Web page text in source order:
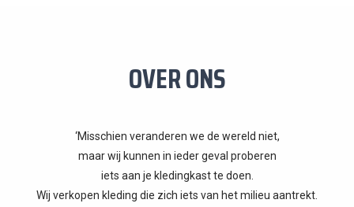
OVER ONS
‘Misschien veranderen we de wereld niet,
maar wij kunnen in ieder geval proberen
iets aan je kledingkast te doen.
Wij verkopen kleding die zich iets van het milieu aantrekt.